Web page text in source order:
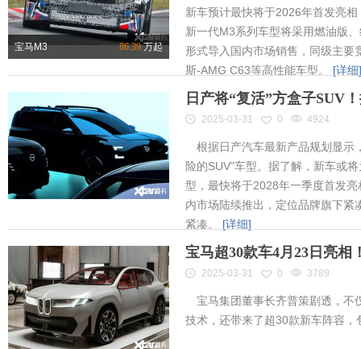
宝马M3 86.39万起
新车预计最快将于2026年首发亮
新一代M3系列车型将采用燃油版
形式导入国内市场销售，同级主要
斯-AMG C63等高性能车型。 [详细]
日产将“复活”方盒子SUV
2025-03-31 0 4924
根据日产汽车最新产品规划显示
险的SUV”车型。据了解，新车或
型，最快将于2028年一季度首发
内市场陆续推出，定位品牌旗下紧
紧凑。 [详细]
宝马超30款车4月23日亮
2025-03-31 0 3789
宝马集团董事长齐普策剧透，不
技术，还带来了超30款新车阵容